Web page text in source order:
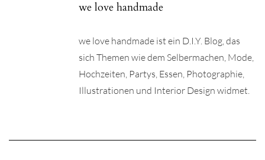
we love handmade
we love handmade ist ein D.I.Y. Blog, das
sich Themen wie dem Selbermachen, Mode,
Hochzeiten, Partys, Essen, Photographie,
Illustrationen und Interior Design widmet.